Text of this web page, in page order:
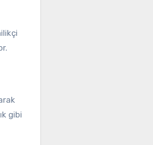
gibi